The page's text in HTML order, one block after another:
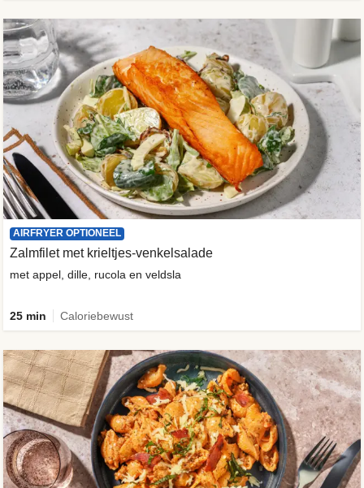
AIRFRYER OPTIONEEL
Zalmfilet met krieltjes-venkelsalade
met appel, dille, rucola en veldsla
25 min Caloriebewust